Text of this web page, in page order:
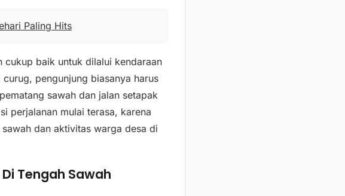
Paling Hits
cukup baik untuk dilalui kendaraan
pengunjung biasanya harus
sawah dan jalan setapak
perjalanan mulai terasa, karena
dan aktivitas warga desa di
Tengah Sawah